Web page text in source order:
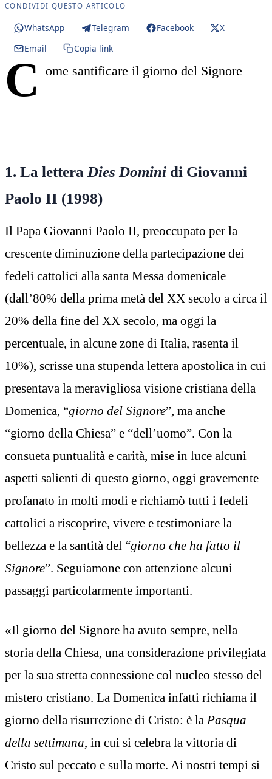
CONDIVIDI QUESTO ARTICOLO
WhatsApp Telegram Facebook
X
Email
Copia link
C ome santificare il giorno del Signore
1. La lettera Dies Domini di Giovanni
Paolo II (1998)
Il Papa Giovanni Paolo II, preoccupato per la
crescente diminuzione della partecipazione dei
fedeli cattolici alla santa Messa domenicale
(dall’80% della prima metà del XX secolo a circa il
20% della fine del XX secolo, ma oggi la
percentuale, in alcune zone di Italia, rasenta il
10%), scrisse una stupenda lettera apostolica in cui
presentava la meravigliosa visione cristiana della
Domenica, “giorno del Signore”, ma anche
“giorno della Chiesa” e “dell’uomo”. Con la
consueta puntualità e carità, mise in luce alcuni
aspetti salienti di questo giorno, oggi gravemente
profanato in molti modi e richiamò tutti i fedeli
cattolici a riscoprire, vivere e testimoniare la
bellezza e la santità del “giorno che ha fatto il
Signore”. Seguiamone con attenzione alcuni
passaggi particolarmente importanti.
«Il giorno del Signore ha avuto sempre, nella
storia della Chiesa, una considerazione privilegiata
per la sua stretta connessione col nucleo stesso del
mistero cristiano. La Domenica infatti richiama il
giorno della risurrezione di Cristo: è la Pasqua
della settimana, in cui si celebra la vittoria di
Cristo sul peccato e sulla morte. Ai nostri tempi si